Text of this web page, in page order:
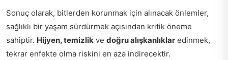
Sonuç olarak, bitlerden korunmak için alınacak önlemler,
sağlıklı bir yaşam sürdürmek açısından kritik öneme
sahiptir. Hijyen, temizlik ve doğru alışkanlıklar edinmek,
tekrar enfekte olma riskini en aza indirecektir.